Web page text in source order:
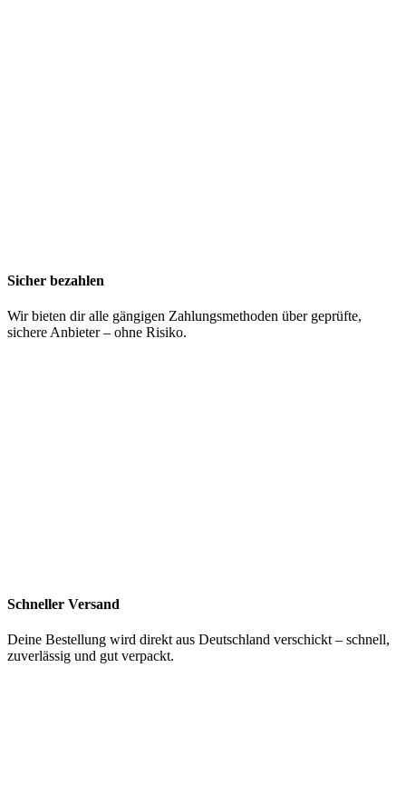
Sicher bezahlen
Wir bieten dir alle gängigen Zahlungsmethoden über geprüfte,
sichere Anbieter – ohne Risiko.
Schneller Versand
Deine Bestellung wird direkt aus Deutschland verschickt – schnell,
zuverlässig und gut verpackt.